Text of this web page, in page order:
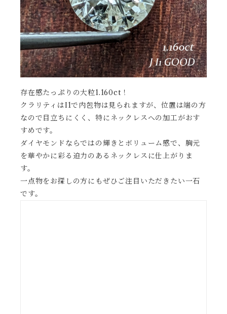
存在感たっぷりの大粒1.160ct！
クラリティはI1で内包物は見られますが、位置は端の方
なので目立ちにくく、特にネックレスへの加工がおす
すめです。
ダイヤモンドならではの輝きとボリューム感で、胸元
を華やかに彩る迫力のあるネックレスに仕上がりま
す。
一点物をお探しの方にもぜひご注目いただきたい一石
です。